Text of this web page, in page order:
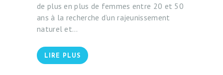
de plus en plus de femmes entre 20 et 50
ans à la recherche d’un rajeunissement
naturel et…
LIRE PLUS